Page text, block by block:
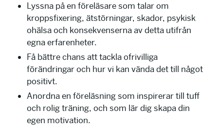
Lyssna på en föreläsare som talar om
kroppsfixering, ätstörningar, skador, psykisk
ohälsa och konsekvenserna av detta utifrån
egna erfarenheter.
Få bättre chans att tackla ofrivilliga
förändringar och hur vi kan vända det till något
positivt.
Anordna en föreläsning som inspirerar till tuff
och rolig träning, och som lär dig skapa din
egen motivation.